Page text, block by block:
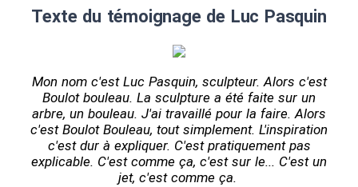
Texte du témoignage de Luc Pasquin
Mon nom c'est Luc Pasquin, sculpteur. Alors c'est
Boulot bouleau. La sculpture a été faite sur un
arbre, un bouleau. J'ai travaillé pour la faire. Alors
c'est Boulot Bouleau, tout simplement. L'inspiration
c'est dur à expliquer. C'est pratiquement pas
explicable. C'est comme ça, c'est sur le... C'est un
jet, c'est comme ça.